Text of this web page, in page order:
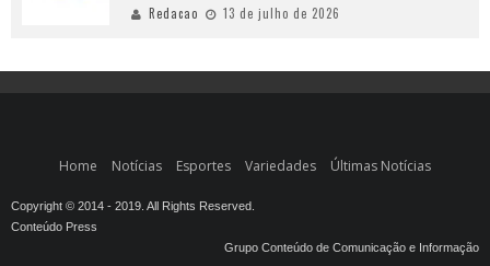
Redacao 13 de julho de 2026
Home Notícias Esportes Variedades Últimas Notícias
Copyright © 2014 - 2019. All Rights Reserved.
Conteúdo Press
Grupo Conteúdo de Comunicação e Informação